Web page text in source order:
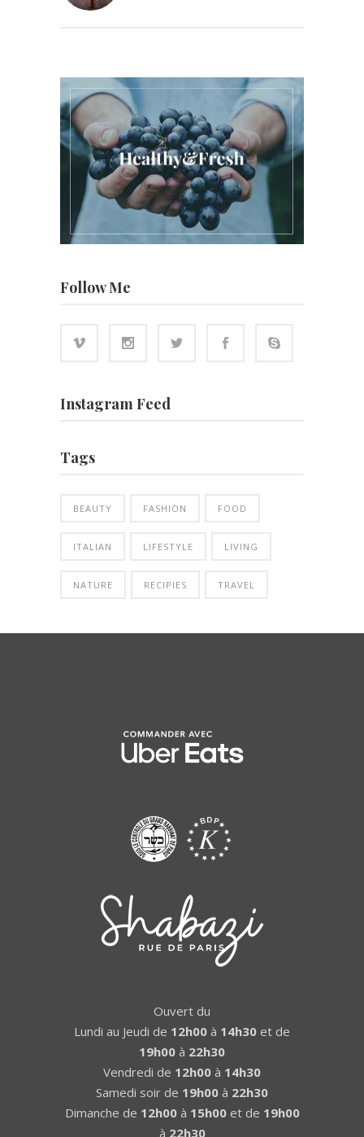
Follow Me
Instagram Feed
Tags
BEAUTY FASHION FOOD
ITALIAN LIFESTYLE LIVING
NATURE RECIPIES TRAVEL
Ouvert du
Lundi au Jeudi de 12h00 à 14h30 et de
19h00 à 22h30
Vendredi de 12h00 à 14h30
Samedi soir de 19h00 à 22h30
Dimanche de 12h00à 15h00et de 19h00
à 22h30